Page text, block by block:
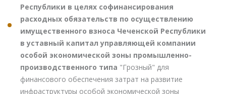
Республики в целях софинансирования
расходных обязательств по осуществлению
имущественного взноса Чеченской Республики
в уставный капитал управляющей компании
особой экономической зоны промышленно-
производственного типа "Грозный" для
финансового обеспечения затрат на развитие
инфраструктуры особой экономической зоны